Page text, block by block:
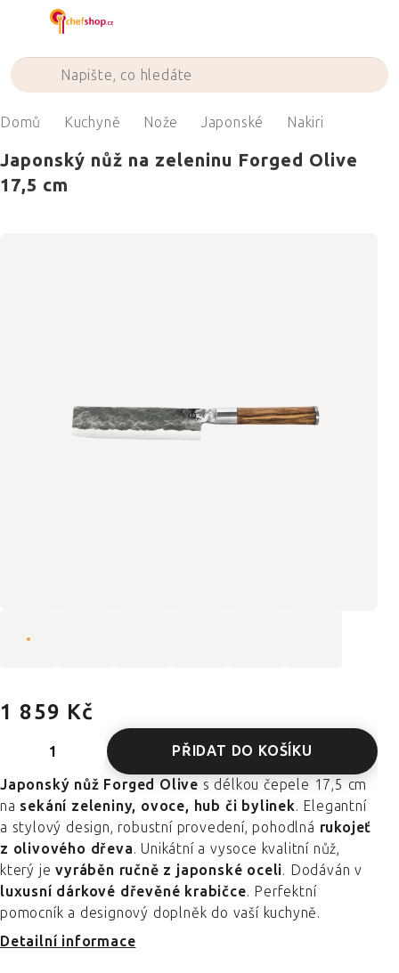
Domů Kuchyně Nože Japonské Nakiri
Japonský nůž na zeleninu Forged Olive
17,5 cm
1 859 Kč
PŘIDAT DO KOŠÍKU
Japonský nůž Forged Olive s délkou čepele 17,5 cm
na sekání zeleniny, ovoce, hub či bylinek. Elegantní
a stylový design, robustní provedení, pohodlná rukojeť
z olivového dřeva. Unikátní a vysoce kvalitní nůž,
který jevyráběn ručně z japonské oceli. Dodáván v
luxusní dárkové dřevěné krabičce. Perfektní
pomocník a designový doplněk do vaší kuchyně.
Detailní informace